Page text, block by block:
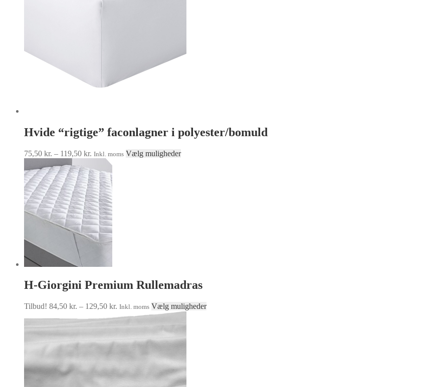
Hvide “rigtige” faconlagner i polyester/bomuld
75,50 kr. – 119,50 kr. Prisinterval:
75,50 kr.
til
119,50 kr.
Inkl. moms Vælg mulighederDette
H-Giorgini Premium Rullemadras
Tilbud! 84,50 kr. – 129,50 kr. Prisinterval:
84,50 kr.
Inkl. moms Vælg mulighederDette